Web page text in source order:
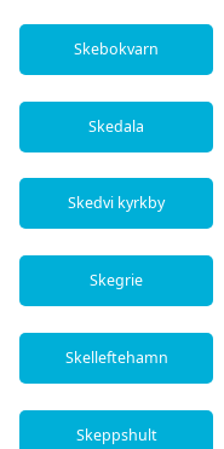
Skebokvarn
Skedala
Skedvi kyrkby
Skegrie
Skelleftehamn
Skeppshult